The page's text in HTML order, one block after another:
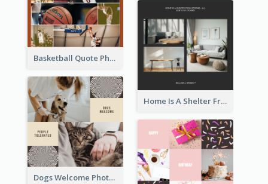
Basketball Quote Photo Collage
Home Is A Shelter From Storm Photo Collage
Dogs Welcome Photo Collage